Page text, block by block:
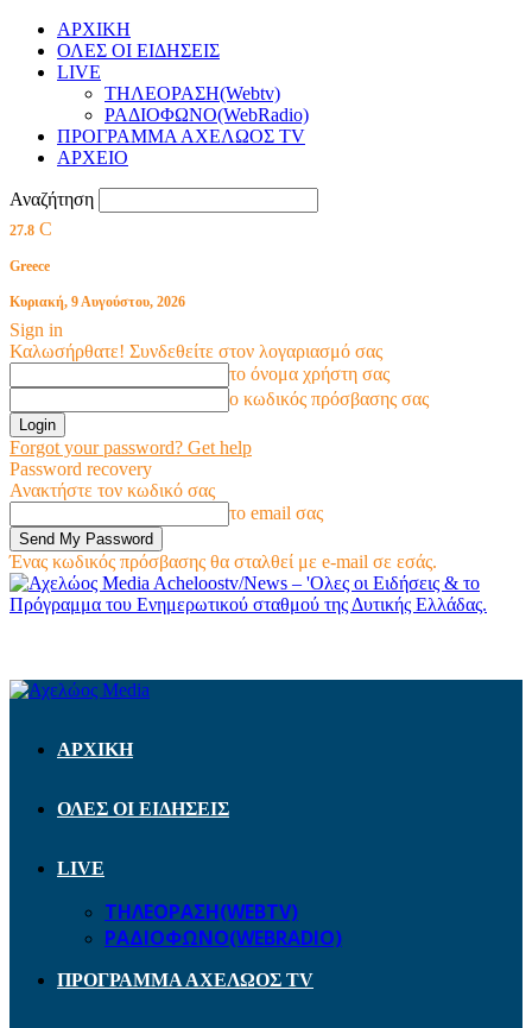
ΑΡΧΙΚΗ
ΟΛΕΣ ΟΙ ΕΙΔΗΣΕΙΣ
LIVE
ΤΗΛΕΟΡΑΣΗ(Webtv)
ΡΑΔΙΟΦΩΝΟ(WebRadio)
ΠΡΟΓΡΑΜΜΑ ΑΧΕΛΩΟΣ TV
ΑΡΧΕΙΟ
Αναζήτηση
27.8 C
Greece
Κυριακή, 9 Αυγούστου, 2026
Sign in
Καλωσήρθατε! Συνδεθείτε στον λογαριασμό σας
το όνομα χρήστη σας
ο κωδικός πρόσβασης σας
Forgot your password? Get help
Password recovery
Ανακτήστε τον κωδικό σας
το email σας
Ένας κωδικός πρόσβασης θα σταλθεί με e-mail σε εσάς.
Acheloostv/News – 'Ολες οι Ειδήσεις & το
Πρόγραμμα του Ενημερωτικού σταθμού της Δυτικής Ελλάδας.
ΑΡΧΙΚΗ
ΟΛΕΣ ΟΙ ΕΙΔΗΣΕΙΣ
LIVE
ΤΗΛΕΟΡΑΣΗ(WEBTV)
ΡΑΔΙΟΦΩΝΟ(WEBRADIO)
ΠΡΟΓΡΑΜΜΑ ΑΧΕΛΩΟΣ TV